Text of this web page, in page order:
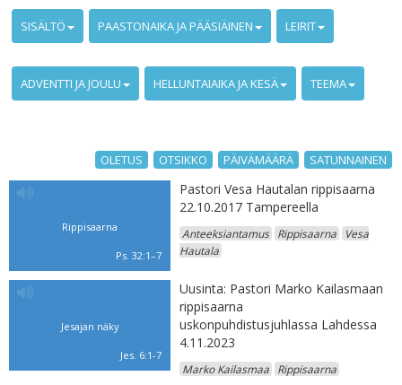
SISÄLTÖ PAASTONAIKA JA PÄÄSIÄINEN LEIRIT
ADVENTTI JA JOULU HELLUNTAIAIKA JA KESÄ TEEMA
OLETUS OTSIKKO PÄIVÄMÄÄRÄ SATUNNAINEN
Rippisaarna
Ps. 32:1–7
Pastori Vesa Hautalan rippisaarna
22.10.2017 Tampereella
Anteeksiantamus Rippisaarna
Vesa
Hautala
Jesajan näky
Jes. 6:1-7
Uusinta: Pastori Marko Kailasmaan
rippisaarna
uskonpuhdistusjuhlassa Lahdessa
4.11.2023
Marko Kailasmaa Rippisaarna